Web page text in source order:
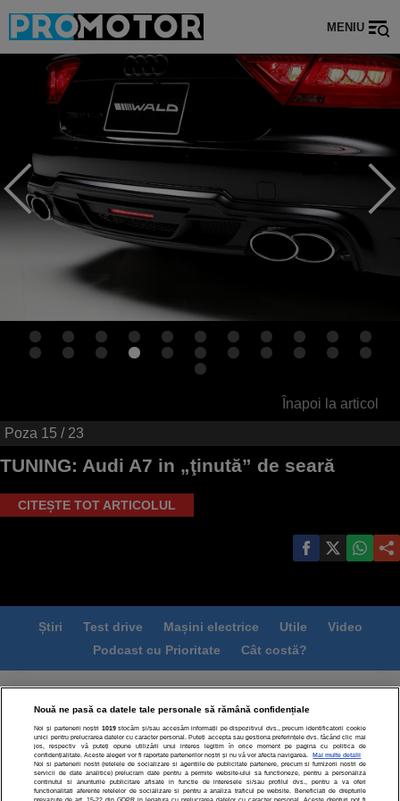
MENIU
Înapoi la articol
Poza 15 / 23
TUNING: Audi A7 in „ţinută” de seară
CITEȘTE TOT ARTICOLUL
Știri Test drive Mașini electrice Utile
Video
Podcast cu Prioritate
Cât costă?
Termeni si conditii
Politica de confidentialitate
Politica de cookies
Echipa editorială
Contact
Modifică Setările
Nouă ne pasă ca datele tale personale să rămână confidențiale
Noi și partenerii noștri 1019stocăm și/sau accesăm informații pe dispozitivul dvs., precum identificatorii cookie
unici pentru prelucrarea datelor cu caracter personal. Puteți accepta sau gestiona preferințele dvs. făcând clic mai
jos, respectiv vă puteți opune utilizării unui interes legitim în orice moment pe pagina cu politica de
confidențialitate. Aceste alegeri vor fi raportate partenerilor noștri și nu vă vor afecta navigarea.
Mai multe detalii
Noi si partenerii nostri (retelele de socializare si agentiile de publicitate partenere, precum si furnizorii nostri de
servicii de date analitice) prelucram date pentru a permite website-ului sa functioneze, pentru a personaliza
continutul si anunturile publicitare afisate in functie de interesele si/sau profilul dvs., pentru a va oferi
functionalitati aferente retelelor de socializare si pentru a analiza traficul pe website. Beneficiati de drepturile
prevazute de art. 15-22 din GDPR in legatura cu prelucrarea datelor cu caracter personal. Aceste drepturi pot fi